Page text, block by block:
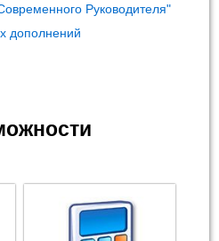
Руководителя"
дополнений